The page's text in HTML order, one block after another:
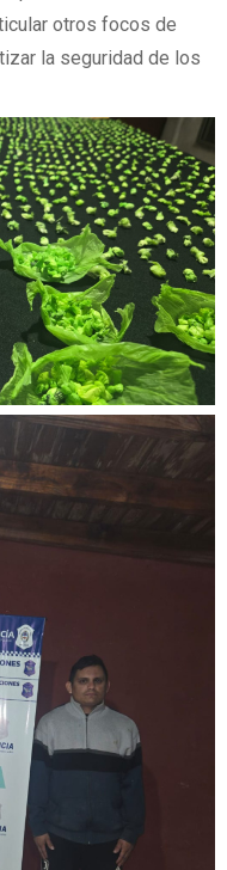
otros focos de
la seguridad de los